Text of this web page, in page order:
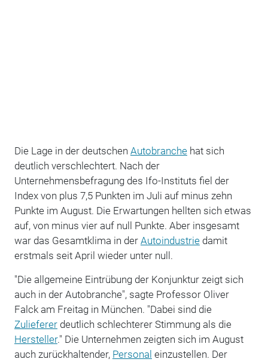
Die Lage in der deutschen Autobranchehat sich
deutlich verschlechtert. Nach der
Unternehmensbefragung des Ifo-Instituts fiel der
Index von plus 7,5 Punkten im Juli auf minus zehn
Punkte im August. Die Erwartungen hellten sich etwas
auf, von minus vier auf null Punkte. Aber insgesamt
war das Gesamtklima in der Autoindustriedamit
erstmals seit April wieder unter null.
"Die allgemeine Eintrübung der Konjunktur zeigt sich
auch in der Autobranche", sagte Professor Oliver
Falck am Freitag in München. "Dabei sind die
Zuliefererdeutlich schlechterer Stimmung als die
Hersteller." Die Unternehmen zeigten sich im August
auch zurückhaltender, Personal einzustellen. Der